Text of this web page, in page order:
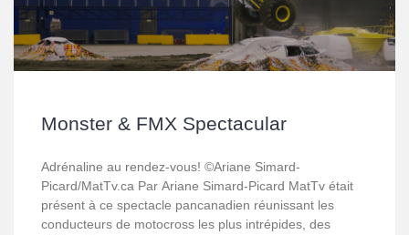
Monster & FMX Spectacular
Adrénaline au rendez-vous! ©Ariane Simard-
Picard/MatTv.ca Par Ariane Simard-Picard MatTv était
présent à ce spectacle pancanadien réunissant les
conducteurs de motocross les plus intrépides, des